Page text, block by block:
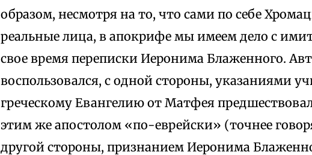
образом, несмотря на то, что сами по себе
реальные лица, в апокрифе мы имеем дело с
свое время переписки Иеронима Блаженного.
воспользовался, с одной стороны, указаниями
греческому Евангелию от Матфея
этим же апостолом «по-еврейски» (точнее
другой стороны, признанием Иеронима